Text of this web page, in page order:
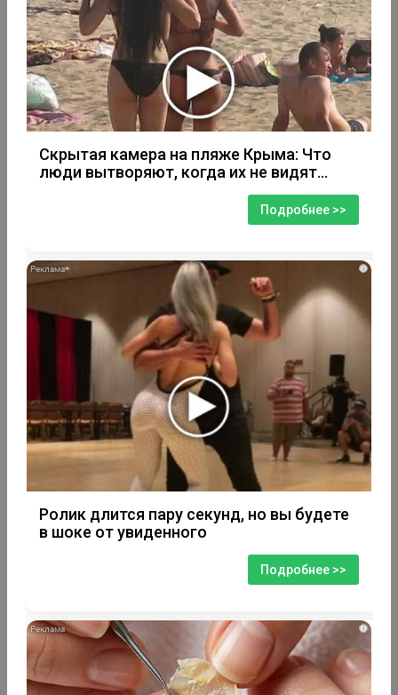
Скрытая камера на пляже Крыма: Что
люди вытворяют, когда их не видят...
Подробнее >>
i
Ролик длится пару секунд, но вы будете
в шоке от увиденного
Подробнее >>
i